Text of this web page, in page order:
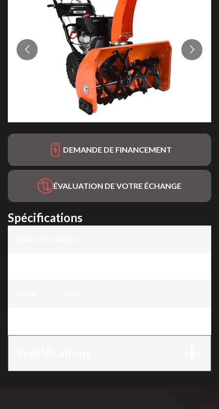
DEMANDE DE FINANCEMENT
ÉVALUATION DE VOTRE ÉCHANGE
Spécifications